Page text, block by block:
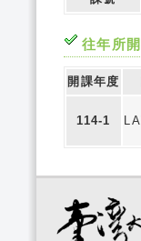
往年所
開課年度
114-1